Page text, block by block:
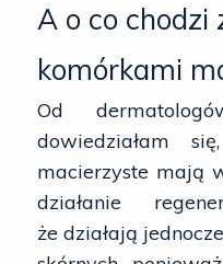
A o co
komórkami
Od
dowiedziałam
macierzyste mają
działanie
że działają